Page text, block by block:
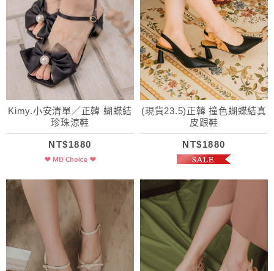
Kimy.小安清單／正韓 蝴蝶結
珍珠涼鞋
NT$1880
(現貨23.5)正韓 撞色蝴蝶結真
皮跟鞋
NT$1880